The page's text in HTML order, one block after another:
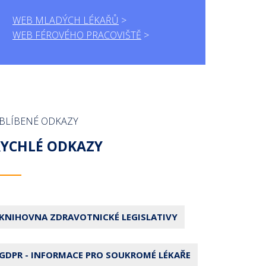
WEB MLADÝCH LÉKAŘŮ
WEB FÉROVÉHO PRACOVIŠTĚ
ODKAZY
ODKAZY
ZDRAVOTNICKÉ LEGISLATIVY
- INFORMACE PRO SOUKROMÉ LÉKAŘE